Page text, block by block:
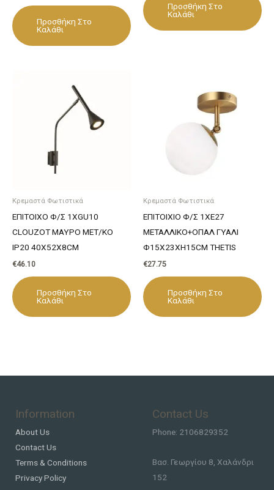
Προσθήκη Στο
Καλάθι
Προσθήκη Στο
Καλάθι
Κρεμαστά Φωτιστικά
ΕΠΙΤΟΙΧΟ Φ/Σ 1XGU10
CLOUZOT ΜΑΥΡΟ ΜΕΤ/ΚΟ
IP20 40X52X8CM
€46.10
Προσθήκη Στο
Καλάθι
Κρεμαστά Φωτιστικά
ΕΠΙΤΟΙΧΙΟ Φ/Σ 1ΧΕ27
ΜΕΤΑΛΛΙΚΟ+ΟΠΑΛ ΓΥΑΛΙ
Φ15Χ23ΧΗ15CM THETIS
€27.75
Προσθήκη Στο
Καλάθι
Information
About Us
Contact Us
Terms & Conditions
Privacy Policy
Contact Us
Phone: 2106829352
Βασ. Γεωργίου 8, Χαλάνδρι
152